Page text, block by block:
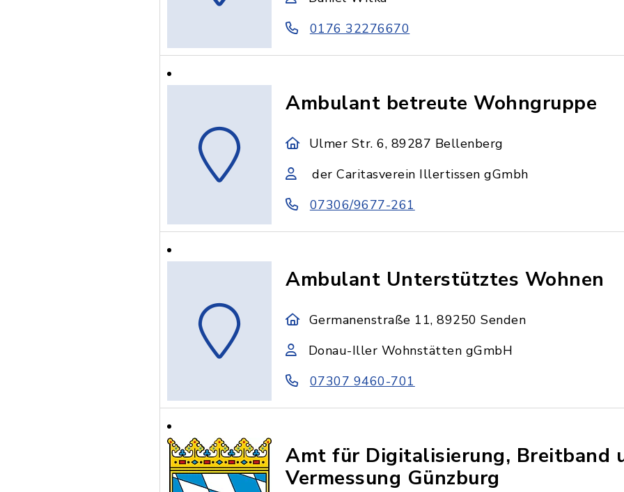
0176 32276670
Ambulant betreute Wohngruppe
Ulmer Str. 6, 89287 Bellenberg
der Caritasverein Illertissen gGmbh
07306/9677-261
Ambulant Unterstütztes Wohnen
Germanenstraße 11, 89250 Senden
Donau-Iller Wohnstätten gGmbH
07307 9460-701
Amt für Digitalisierung, Breitband
Vermessung Günzburg